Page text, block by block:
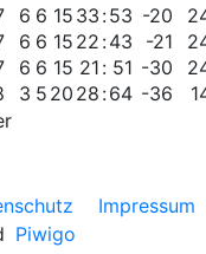
6 6 15 33 :53 -20
6 6 15 22 :43 -21
6 6 15 21 : 51 -30
3 5 20 28 :64 -36
Impressum
Piwigo